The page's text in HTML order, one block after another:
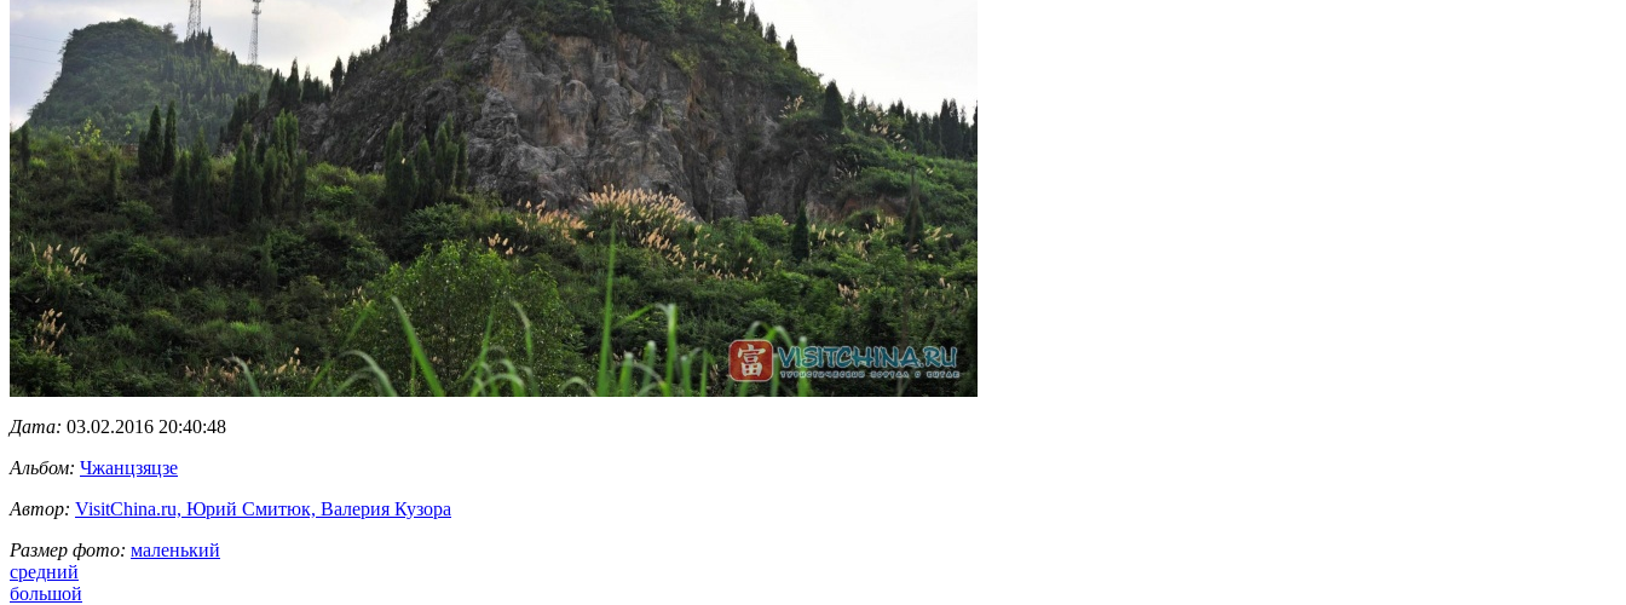
Дата: 03.02.2016 20:40:48
Альбом: Чжанцзяцзе
Автор: VisitChina.ru, Юрий Смитюк, Валерия Кузора
Размер фото: маленький
средний
большой